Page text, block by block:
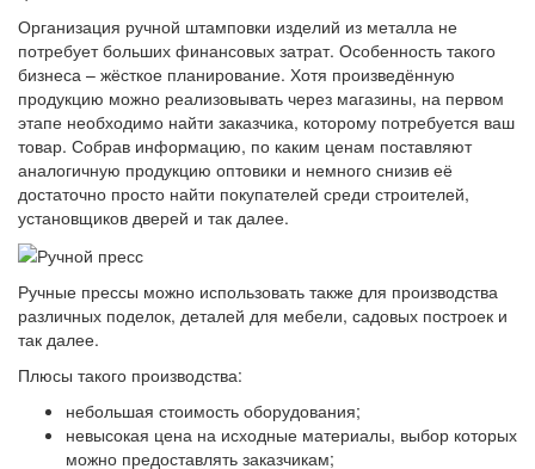
Организация ручной штамповки изделий из металла не
потребует больших финансовых затрат. Особенность такого
бизнеса – жёсткое планирование. Хотя произведённую
продукцию можно реализовывать через магазины, на первом
этапе необходимо найти заказчика, которому потребуется ваш
товар. Собрав информацию, по каким ценам поставляют
аналогичную продукцию оптовики и немного снизив её
достаточно просто найти покупателей среди строителей,
установщиков дверей и так далее.
Ручные прессы можно использовать также для производства
различных поделок, деталей для мебели, садовых построек и
так далее.
Плюсы такого производства:
небольшая стоимость оборудования;
невысокая цена на исходные материалы, выбор которых
можно предоставлять заказчикам;